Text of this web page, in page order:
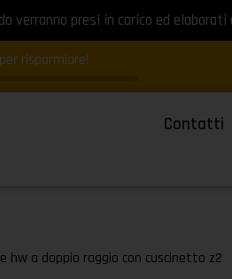
presi in carico ed elaborati
risparmiare!
Contatti
hw a doppio raggio con cuscinetto z2